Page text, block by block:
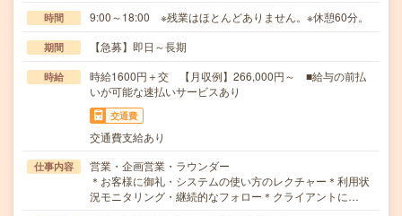
時間 9:00～18:00 ※残業はほとんどありません。※休憩60分。
期間 【急募】即日～長期
時給
時給1600円＋交 【月収例】266,000円～ ■給与の前払
いが可能な速払いサービスあり
交通費
交通費支給あり
仕事内容
営業・企画営業・ラウンダー
＊お客様に御礼・システムの使い方のレクチャー＊利用状
況モニタリング・継続的なフォロー＊クライアントに…